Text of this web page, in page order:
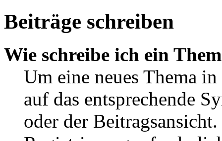
Beiträge schreiben
Wie schreibe ich ein
Um eine neues Thema
auf das entsprechende
oder der